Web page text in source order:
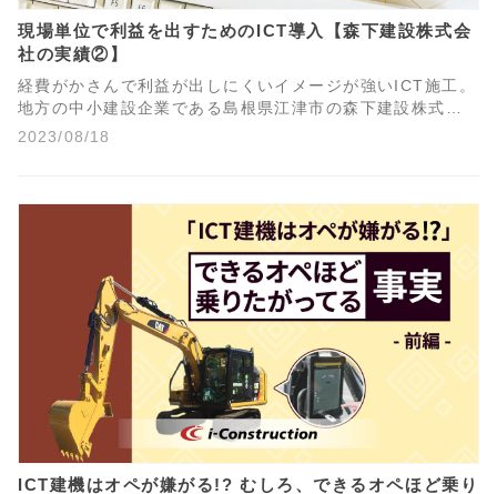
現場単位で利益を出すためのICT導入【森下建設株式会
社の実績②】
経費がかさんで利益が出しにくいイメージが強いICT施工。
地方の中小建設企業である島根県江津市の森下建設株式会
社の実績をもとに、現場単位で利益を出すためのICT導入か
2023/08/18
ICT建機はオペが嫌がる!? むしろ、できるオペほど乗り